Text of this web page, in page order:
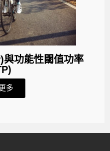
與功能性閾值功率
多